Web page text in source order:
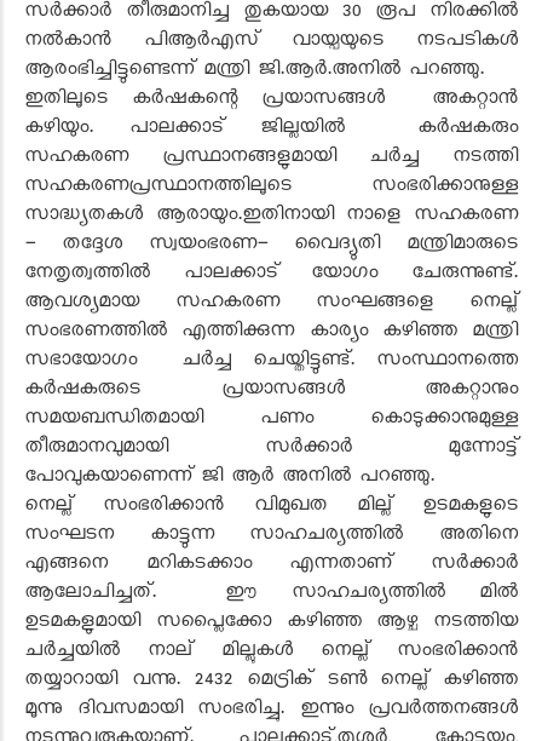
സർക്കാർ തീരുമാനിച്ച തുകയായ 30 രൂപ നിരക്കിൽ
നൽകാൻ പിആർഎസ് വായ്പയുടെ നടപടികൾ
ആരംഭിച്ചിട്ടുണ്ടെന്ന് മന്ത്രി ജി.ആർ.അനിൽ പറഞ്ഞു.
ഇതിലൂടെ കർഷകന്റെ പ്രയാസങ്ങൾ അകറ്റാൻ
കഴിയും. പാലക്കാട്‌ ജില്ലയിൽ കർഷകരും
സഹകരണ പ്രസ്ഥാനങ്ങളുമായി ചർച്ച നടത്തി
സഹകരണപ്രസ്ഥാനത്തിലൂടെ സംഭരിക്കാനുള്ള
സാദ്ധ്യതകൾ ആരായും.ഇതിനായി നാളെ സഹകരണ
- തദ്ദേശ സ്വയംഭരണ- വൈദ്യുതി മന്ത്രിമാരുടെ
നേതൃത്വത്തിൽ പാലക്കാട് യോഗം ചേരുന്നുണ്ട്.
ആവശ്യമായ സഹകരണ സംഘങ്ങളെ നെല്ല്
സംഭരണത്തിൽ എത്തിക്കുന്ന കാര്യം കഴിഞ്ഞ മന്ത്രി
സഭായോഗം ചർച്ച ചെയ്തിട്ടുണ്ട്. സംസ്ഥാനത്തെ
കർഷകരുടെ പ്രയാസങ്ങൾ അകറ്റാനും
സമയബന്ധിതമായി പണം കൊടുക്കാനുമുള്ള
തീരുമാനവുമായി സർക്കാർ മുന്നോട്ട്
പോവുകയാണെന്ന് ജി ആർ അനിൽ പറഞ്ഞു.
നെല്ല് സംഭരിക്കാൻ വിമുഖത മില്ല് ഉടമകളുടെ
സംഘടന കാട്ടുന്ന സാഹചര്യത്തിൽ അതിനെ
എങ്ങനെ മറികടക്കാം എന്നതാണ് സർക്കാർ
ആലോചിച്ചത്. ഈ സാഹചര്യത്തിൽ മിൽ
ഉടമകളുമായി സപ്ലൈക്കോ കഴിഞ്ഞ ആഴ്ച നടത്തിയ
ചർച്ചയിൽ നാല് മില്ലുകൾ നെല്ല് സംഭരിക്കാൻ
തയ്യാറായി വന്നു. 2432 മെട്രിക് ടൺ നെല്ല് കഴിഞ്ഞ
മൂന്നു ദിവസമായി സംഭരിച്ചു. ഇന്നും പ്രവർത്തനങ്ങൾ